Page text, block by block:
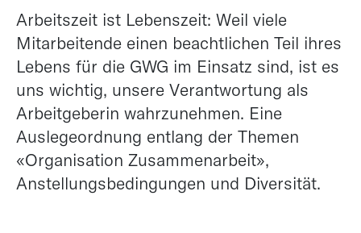
Arbeitszeit ist Lebenszeit: Weil viele
Mitarbeitende einen beachtlichen Teil ihres
Lebens für die GWG im Einsatz sind, ist es
uns wichtig, unsere Verantwortung als
Arbeitgeberin wahrzunehmen. Eine
Auslegeordnung entlang der Themen
«Organisation Zusammenarbeit»,
Anstellungsbedingungen und Diversität.